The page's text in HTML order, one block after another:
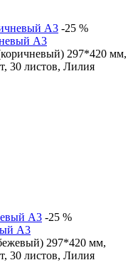
-25 %
А3
297*420 мм,
30 листов, Лилия
-25 %
А3
297*420 мм,
30 листов, Лилия